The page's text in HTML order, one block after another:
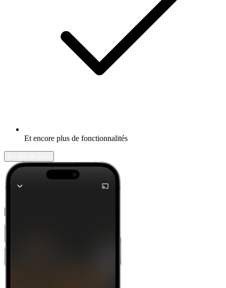
Et encore plus de fonctionnalités